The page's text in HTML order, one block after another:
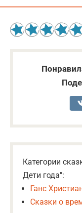
Категории
Дети года":
Ганс
Сказки о